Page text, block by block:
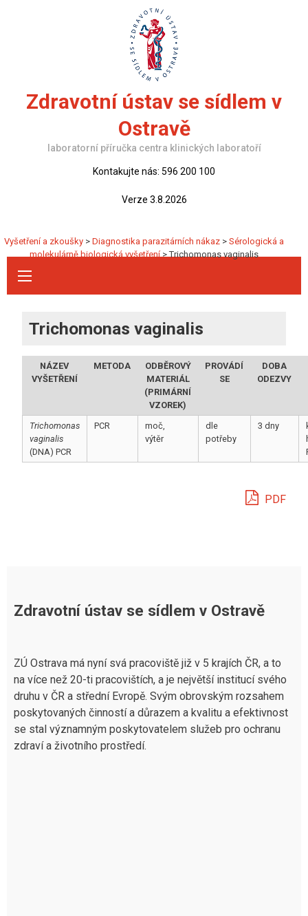
Zdravotní ústav se sídlem v
Ostravě
laboratorní příručka centra klinických laboratoří
Kontakujte nás: 596 200 100
Verze 3.8.2026
Vyšetření a zkoušky> Diagnostika parazitárních nákaz> Sérologická a
molekulárně biologická vyšetření>Trichomonas vaginalis
Trichomonas vaginalis
NÁZEV
VYŠETŘENÍ
METODA
ODBĚROVÝ
MATERIÁL
(PRIMÁRNÍ
VZOREK)
PROVÁDÍ
SE
DOBA
ODEZVY
Trichomonas
vaginalis
(DNA) PCR
PCR
moč,
výtěr
dle
potřeby
3 dny
PDF
Zdravotní ústav se sídlem v Ostravě
ZÚ Ostrava má nyní svá pracoviště již v 5 krajích ČR, a to
na více než 20-ti pracovištích, a je největší institucí svého
druhu v ČR a střední Evropě. Svým obrovským rozsahem
poskytovaných činností a důrazem a kvalitu a efektivnost
se stal významným poskytovatelem služeb pro ochranu
zdraví a životního prostředí.